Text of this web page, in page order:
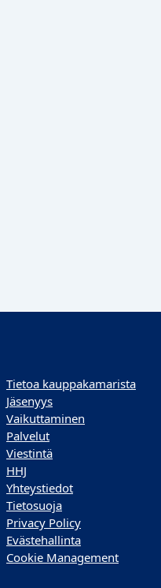
Tietoa kauppakamarista
Jäsenyys
Vaikuttaminen
Palvelut
Viestintä
HHJ
Yhteystiedot
Tietosuoja
Privacy Policy
Evästehallinta
Cookie Management